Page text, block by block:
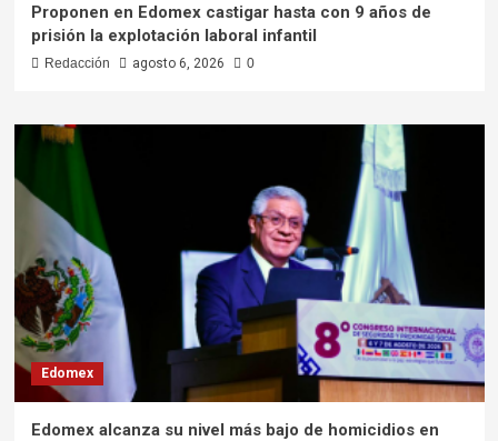
Proponen en Edomex castigar hasta con 9 años de
prisión la explotación laboral infantil
Redacción agosto 6, 2026 0
Edomex
Edomex alcanza su nivel más bajo de homicidios en